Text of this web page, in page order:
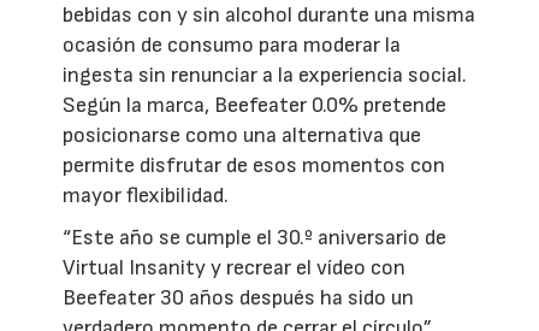
bebidas con y sin alcohol durante una misma
ocasión de consumo para moderar la
ingesta sin renunciar a la experiencia social.
Según la marca, Beefeater 0.0% pretende
posicionarse como una alternativa que
permite disfrutar de esos momentos con
mayor flexibilidad.
“Este año se cumple el 30.º aniversario de
Virtual Insanity y recrear el vídeo con
Beefeater 30 años después ha sido un